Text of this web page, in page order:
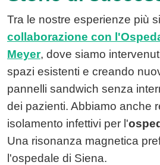
Tra le nostre esperienze più
collaborazione con
Meyer, dove siamo
spazi esistenti e creando
pannelli sandwich senza
dei pazienti. Abbiamo anche
isolamento infettivi per l'
Una risonanza magnetica
l'ospedale di Siena.